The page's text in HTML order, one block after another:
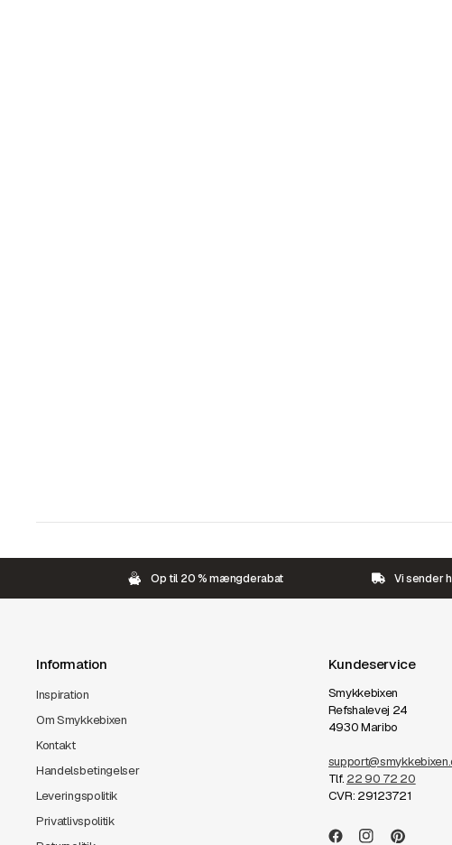
Op til 20 % mængderabat Vi sender
Information
Inspiration
Om Smykkebixen
Kontakt
Handelsbetingelser
Leveringspolitik
Privatlivspolitik
Kundeservice
Smykkebixen
Refshalevej 24
4930 Maribo
Tlf. 22 90 72 20
CVR: 29123721